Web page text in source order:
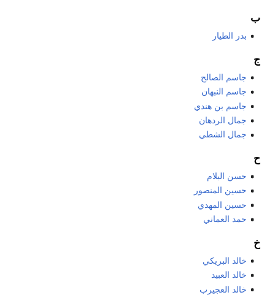
ب
بدر الطيار
ج
جاسم الصالح
جاسم النبهان
جاسم بن هندي
جمال الردهان
جمال الشطي
ح
حسن البلام
حسين المنصور
حسين المهدي
حمد العماني
خ
خالد البريكي
خالد العبيد
خالد العجيرب